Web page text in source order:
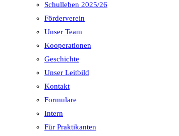
Schulleben 2025/26
Förderverein
Unser Team
Kooperationen
Geschichte
Unser Leitbild
Kontakt
Formulare
Intern
Für Praktikanten